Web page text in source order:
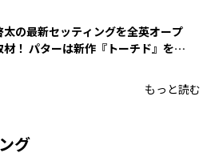
太の最新セッティングを全英オープ
材！ パターは新作『トーチド』を投
もっと読む
グ